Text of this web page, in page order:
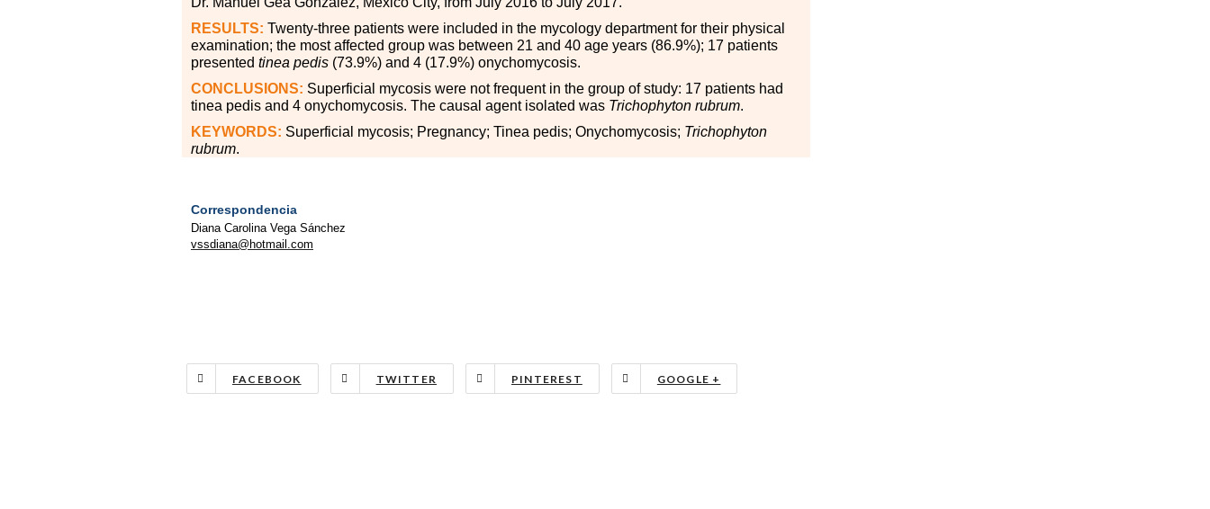
RESULTS: Twenty-three patients were included in the mycology department for their physical
examination; the most affected group was between 21 and 40 age years (86.9%); 17 patients
presented tinea pedis (73.9%) and 4 (17.9%) onychomycosis.
CONCLUSIONS: Superficial mycosis were not frequent in the group of study: 17 patients had
tinea pedis and 4 onychomycosis. The causal agent isolated was Trichophyton rubrum.
KEYWORDS: Superficial mycosis; Pregnancy; Tinea pedis; Onychomycosis; Trichophyton
rubrum.
Correspondencia
Diana Carolina Vega Sánchez
vssdiana@hotmail.com
FACEBOOK TWITTER PINTEREST GOOGLE +